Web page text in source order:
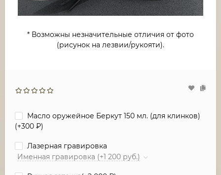
* Возможны незначительные отличия от фото
(рисунок на лезвии/рукояти).
Масло оружейное Беркут 150 мл. (для клинков)
(+300 ₽)
Лазерная гравировка
Именная гравировка (+1 200 руб.)